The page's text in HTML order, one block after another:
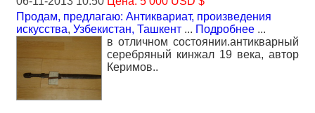
Продам, предлагаю: Антиквариат, произведения
искусства, Узбекистан, Ташкент ... Подробнее ...
в отличном состоянии.антикварный
серебряный кинжал 19 века, автор
Керимов..